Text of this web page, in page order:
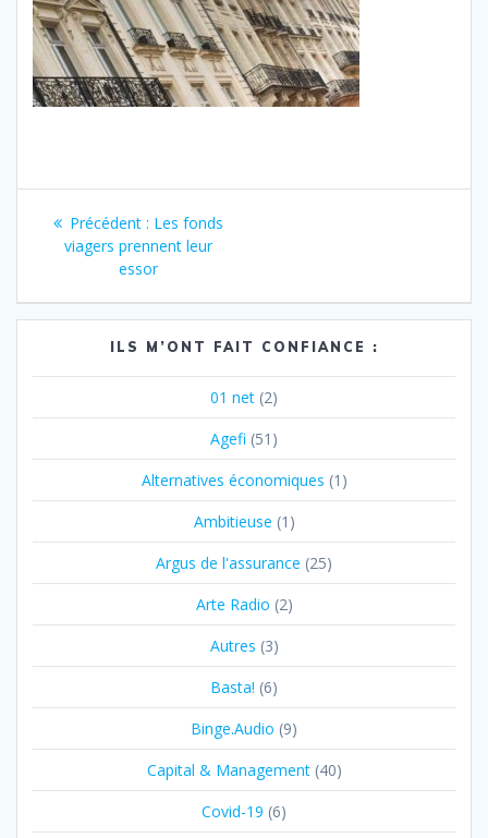
Navigation
l’article
Précédent : Article
précédent
:
Les fonds
viagers prennent leur
essor
ILS M’ONT FAIT CONFIANCE :
01 net (2)
Agefi (51)
Alternatives économiques (1)
Ambitieuse (1)
Argus de l'assurance (25)
Arte Radio (2)
Autres (3)
Basta! (6)
Binge.Audio (9)
Capital & Management(40)
Covid-19 (6)